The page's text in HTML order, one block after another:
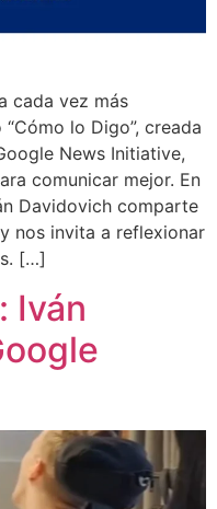
cada vez más
lo Digo”, creada
News Initiative,
comunicar mejor. En
Davidovich comparte
nos invita a reflexionar
[…]
Iván